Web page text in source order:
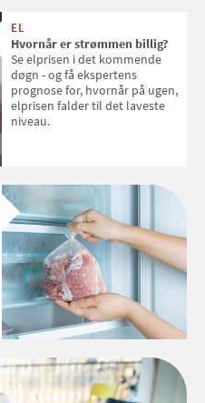
EL
Hvornår er strømmen billig?
Se elprisen i det kommende
døgn - og få ekspertens
prognose for, hvornår på ugen,
elprisen falder til det laveste
niveau.